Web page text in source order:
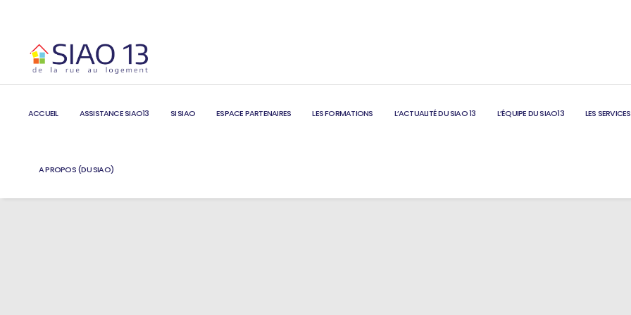
ACCUEIL ASSISTANCE SIAO13 SI SIAO ESPACE PARTENAIRES LES FORMATIONS L’ACTUALITÉ DU SIAO 13 L’ÉQUIPE DU SIAO13 LES SERVICES
A PROPOS (DU SIAO)